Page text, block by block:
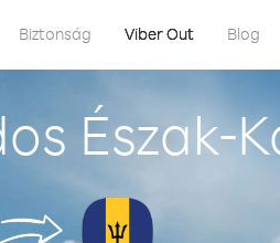
Biztonság Viber Out Blog
Észak-